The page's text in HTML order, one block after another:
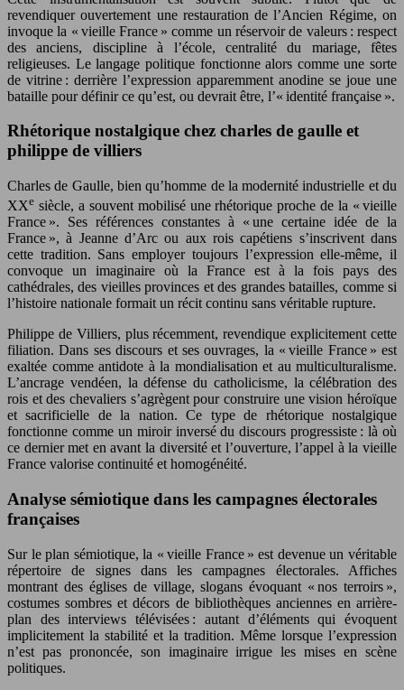
revendiquer ouvertement une restauration de l’Ancien Régime, on
invoque la « vieille France » comme un réservoir de valeurs : respect
des anciens, discipline à l’école, centralité du mariage, fêtes
religieuses. Le langage politique fonctionne alors comme une sorte
de vitrine : derrière l’expression apparemment anodine se joue une
bataille pour définir ce qu’est, ou devrait être, l’« identité française ».
Rhétorique nostalgique chez charles de gaulle et
philippe de villiers
Charles de Gaulle, bien qu’homme de la modernité industrielle et du
XXe siècle, a souvent mobilisé une rhétorique proche de la « vieille
France ». Ses références constantes à « une certaine idée de la
France », à Jeanne d’Arc ou aux rois capétiens s’inscrivent dans
cette tradition. Sans employer toujours l’expression elle-même, il
convoque un imaginaire où la France est à la fois pays des
cathédrales, des vieilles provinces et des grandes batailles, comme si
l’histoire nationale formait un récit continu sans véritable rupture.
Philippe de Villiers, plus récemment, revendique explicitement cette
filiation. Dans ses discours et ses ouvrages, la « vieille France » est
exaltée comme antidote à la mondialisation et au multiculturalisme.
L’ancrage vendéen, la défense du catholicisme, la célébration des
rois et des chevaliers s’agrègent pour construire une vision héroïque
et sacrificielle de la nation. Ce type de rhétorique nostalgique
fonctionne comme un miroir inversé du discours progressiste : là où
ce dernier met en avant la diversité et l’ouverture, l’appel à la vieille
France valorise continuité et homogénéité.
Analyse sémiotique dans les campagnes électorales
françaises
Sur le plan sémiotique, la « vieille France » est devenue un véritable
répertoire de signes dans les campagnes électorales. Affiches
montrant des églises de village, slogans évoquant « nos terroirs »,
costumes sombres et décors de bibliothèques anciennes en arrière-
plan des interviews télévisées : autant d’éléments qui évoquent
implicitement la stabilité et la tradition. Même lorsque l’expression
n’est pas prononcée, son imaginaire irrigue les mises en scène
politiques.